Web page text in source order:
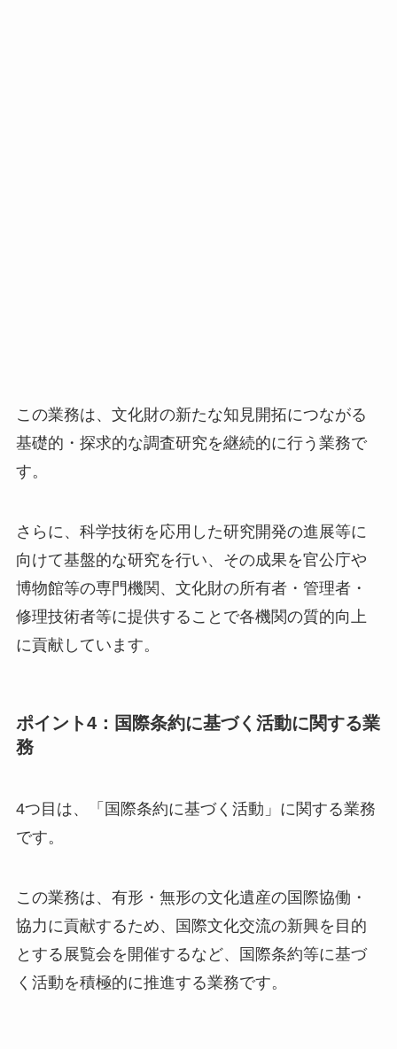
この業務は、文化財の新たな知見開拓につながる
基礎的・探求的な調査研究を継続的に行う業務で
す。
さらに、科学技術を応用した研究開発の進展等に
向けて基盤的な研究を行い、その成果を官公庁や
博物館等の専門機関、文化財の所有者・管理者・
修理技術者等に提供することで各機関の質的向上
に貢献しています。
ポイント4：国際条約に基づく活動に関する業
務
4つ目は、「国際条約に基づく活動」に関する業務
です。
この業務は、有形・無形の文化遺産の国際協働・
協力に貢献するため、国際文化交流の新興を目的
とする展覧会を開催するなど、国際条約等に基づ
く活動を積極的に推進する業務です。